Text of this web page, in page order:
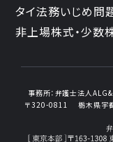
タイ法務いじめ問
非上場株式・少数
事務所： 弁護士法人
〒320-0811
栃木県宇